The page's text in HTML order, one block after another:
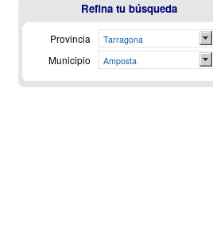
Refina tu búsqueda
Provincia Tarragona
Municipio Amposta